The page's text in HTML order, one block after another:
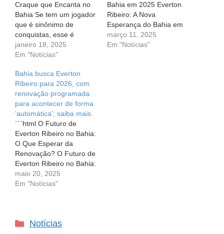
Craque que Encanta no
Bahia Se tem um jogador
que é sinônimo de
conquistas, esse é
Everton Ribeiro. Com um
currículo impressionante,
troféus do Campeonato
Brasileiro e duas taças da
Libertadores. Além disso,
já teve a honra de
representar a Seleção
Brasileira em
competições…
janeiro 18, 2025
Em "Notícias"
Bahia em 2025 Everton
Ribeiro: A Nova
Esperança do Bahia em
2025 O futebol é um
mundo repleto de
março 11, 2025
Em "Notícias"
Bahia busca Everton
Ribeiro para 2026, com
renovação programada
para acontecer de forma
‘automática’; saiba mais.
```html O Futuro de
Everton Ribeiro no Bahia:
O Que Esperar da
Renovação? O Futuro de
Everton Ribeiro no Bahia:
O Que Esperar da
Renovação? Em um
permanência de um
maio 20, 2025
Em "Notícias"
Categorias
Notícias